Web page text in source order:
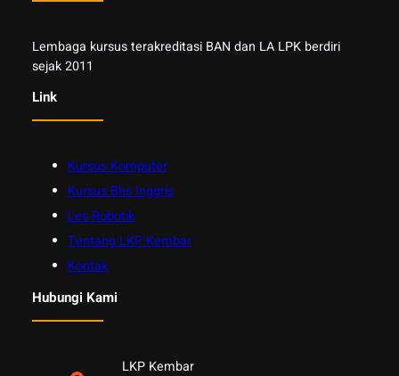
Lembaga kursus terakreditasi BAN dan LA LPK berdiri
sejak 2011
Link
Kursus Komputer
Kursus Bhs Inggris
Les Robotik
Tentang LKP Kembar
Kontak
Hubungi Kami
LKP Kembar